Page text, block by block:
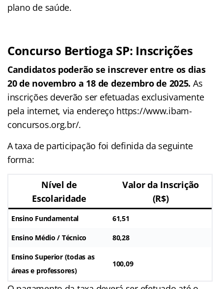
plano de saúde.
Concurso Bertioga SP: Inscrições
Candidatos poderão se inscrever entre os dias
20 de novembro a 18 de dezembro de 2025. As
inscrições deverão ser efetuadas exclusivamente
pela internet, via endereço https://www.ibam-
concursos.org.br/.
A taxa de participação foi definida da seguinte
forma:
Nível de
Escolaridade
Valor da Inscrição
(R$)
Ensino Fundamental 61,51
Ensino Médio / Técnico 80,28
Ensino Superior (todas as
áreas e professores)
100,09